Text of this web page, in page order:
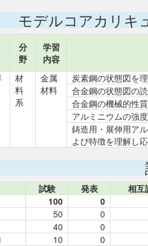
モデルコアカリキ
分
野
学習
内容
材
料
系
金属
材料
炭素鋼の状態図を
合金鋼の状態図の
合金鋼の機械的性
アルミニウムの強
鋳造用・展伸用ア
よび特徴を理解し
試験 発表
相互
100
0
50
0
40
0
10 0